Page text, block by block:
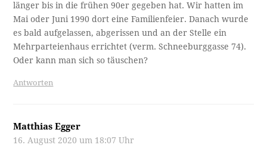
länger bis in die frühen 90er gegeben hat. Wir hatten im
Mai oder Juni 1990 dort eine Familienfeier. Danach wurde
es bald aufgelassen, abgerissen und an der Stelle ein
Mehrparteienhaus errichtet (verm. Schneeburggasse 74).
Oder kann man sich so täuschen?
Antworten
Matthias Egger
16. August 2020 um 18:07 Uhr